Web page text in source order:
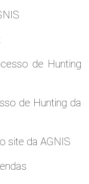
de Hunting
de Hunting da
site da AGNIS